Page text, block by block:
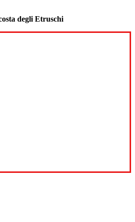
degli Etruschi